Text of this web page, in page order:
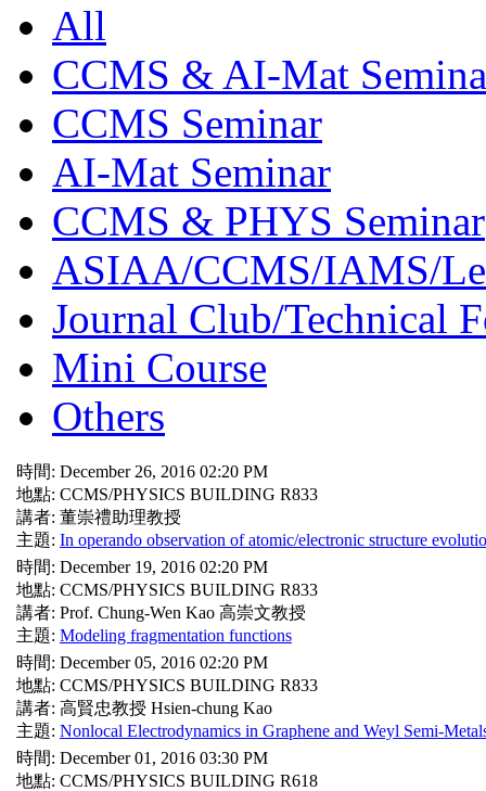
All
CCMS & AI-Mat
CCMS Seminar
AI-Mat Seminar
CCMS & PHYS Seminar
ASIAA/CCMS/IAMS/
Journal Club/Technical
Mini Course
Others
時間: December 26, 2016 02:20 PM
地點: CCMS/PHYSICS BUILDING R833
講者: 董崇禮助理教授
主題: In operando observation of atomic/electronic structure
時間: December 19, 2016 02:20 PM
地點: CCMS/PHYSICS BUILDING R833
講者: Prof. Chung-Wen Kao 高崇文教授
主題: Modeling fragmentation functions
時間: December 05, 2016 02:20 PM
地點: CCMS/PHYSICS BUILDING R833
講者: 高賢忠教授 Hsien-chung Kao
主題: Nonlocal Electrodynamics in Graphene and Weyl Semi-
時間: December 01, 2016 03:30 PM
地點: CCMS/PHYSICS BUILDING R618